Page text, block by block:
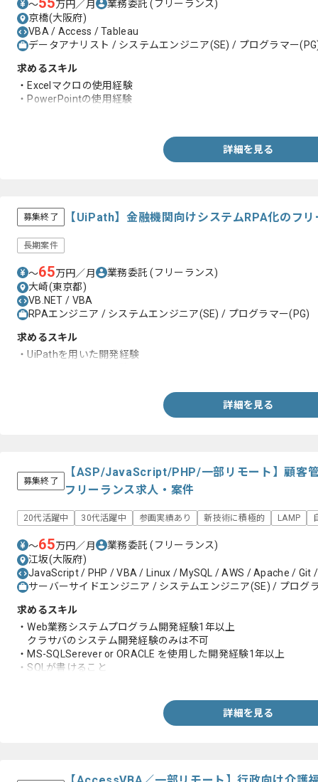
〜 万円／月 業務委託(フリーランス)
京橋(大阪府)
VBA / Access / Tableau
データアナリスト / システムエンジニア(SE) / プログラマー
求めるスキル
・Excelマクロの使用経験
・PowerPointの使用経験
詳細を見る
募集終了 【UiPath】金融機関向けシステムRPA化のフ
長期案件
〜65万円／月 業務委託(フリーランス)
大崎(東京都)
VB.NET / VBA
RPAエンジニア / システムエンジニア(SE) / プログラマー(PG)
求めるスキル
・UiPathを用いた開発経験
詳細を見る
募集終了
【ASP/JavaScript/PHP/一部リモート】顧客
フリーランス求人・案件
20代活躍中 30代活躍中 参画実績あり 新技術に積極的 LAMP
〜65万円／月 業務委託(フリーランス)
江坂(大阪府)
JavaScript / PHP / VBA / Linux / MySQL / AWS / Apache / Git
サーバーサイドエンジニア / システムエンジニア(SE) / プログ
求めるスキル
・Web業務システムプログラム開発経験1年以上
クラサバのシステム開発経験のみは不可
・MS-SQLSerever or ORACLE を使用した開発経験1年以上
・SQLが書けること
ない場合はPHP and VBA or VBS の経験でも可。詳細を見る